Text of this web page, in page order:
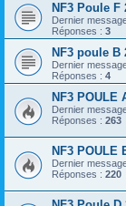
NF3 Poule F
Dernier
Réponses : 3
NF3 poule B
Dernier
Réponses : 4
NF3 POULE
Dernier
Réponses : 263
NF3 POULE
Dernier
Réponses : 220